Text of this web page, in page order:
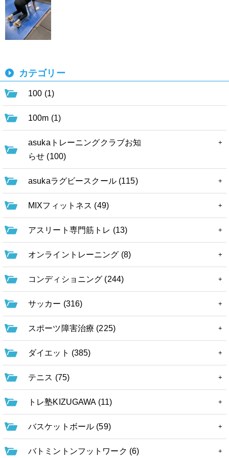
カテゴリー
100 (1)
100m (1)
asukaトレーニングクラブお知
らせ (100)
asukaラグビースクール (115)
MIXフィットネス (49)
アスリート専門筋トレ (13)
オンライントレーニング (8)
コンディショニング (244)
サッカー (316)
スポーツ障害治療 (225)
ダイエット (385)
テニス (75)
トレ塾KIZUGAWA (11)
バスケットボール (59)
バトミントンフットワーク (6)